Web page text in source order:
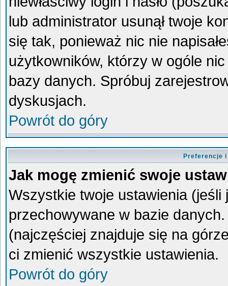
lub administrator usunął twoje
się tak, ponieważ nic nie
użytkowników, którzy w ogóle
bazy danych. Spróbuj
dyskusjach.
Powrót do góry
Preferencje
Jak mogę zmienić swoje
Wszystkie twoje ustawienia
przechowywane w bazie
(najczęściej znajduje się na
ci zmienić wszystkie ustawienia.
Powrót do góry